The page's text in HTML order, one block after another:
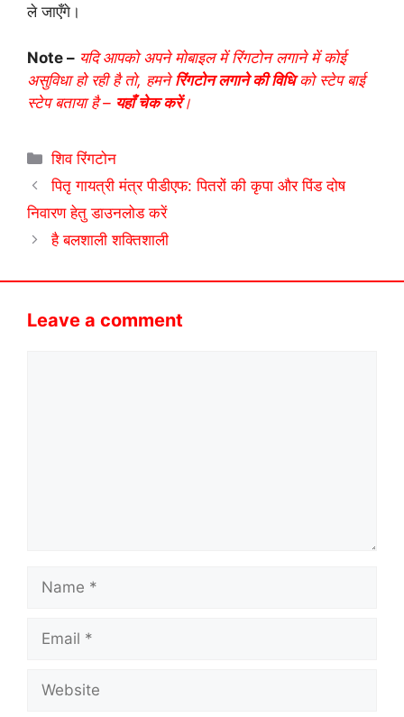
ले जाएँगे।
Note – यदि आपको अपने मोबाइल में रिंगटोन लगाने में कोई
असुविधा हो रही है तो, हमनेरिंगटोन लगाने की विधिको स्टेप बाई
स्टेप बताया है – यहाँ चेक करें।
Categories
शिव रिंगटोन
पितृ गायत्री मंत्र पीडीएफ: पितरों की कृपा और पिंड दोष
निवारण हेतु डाउनलोड करें
है बलशाली शक्तिशाली
Leave a comment